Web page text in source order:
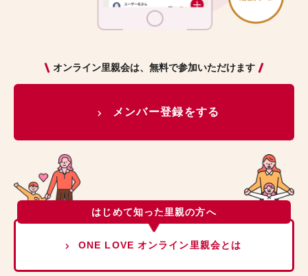
オンライン里親会は、無料で参加いただけます
メンバー登録をする
はじめて知った里親の方へ
ONE LOVE オンライン里親会とは